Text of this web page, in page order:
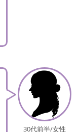
30代前半/女性